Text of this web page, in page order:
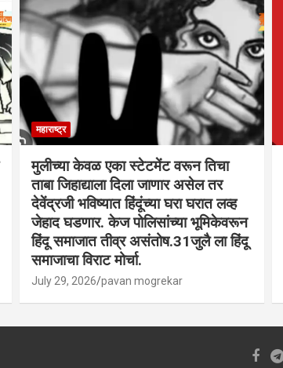
महाराष्ट्र
मुलीच्या केवळ एका स्टेटमेंट वरून तिचा
ताबा जिहाद्याला दिला जाणार असेल तर
देवेंद्रजी भविष्यात हिंदूंच्या घरा घरात लव्ह
जेहाद घडणार. केज पोलिसांच्या भूमिकेवरून
हिंदू समाजात तीव्र असंतोष.31जुलै ला हिंदू
समाजाचा विराट मोर्चा.
July 29, 2026 pavan mogrekar